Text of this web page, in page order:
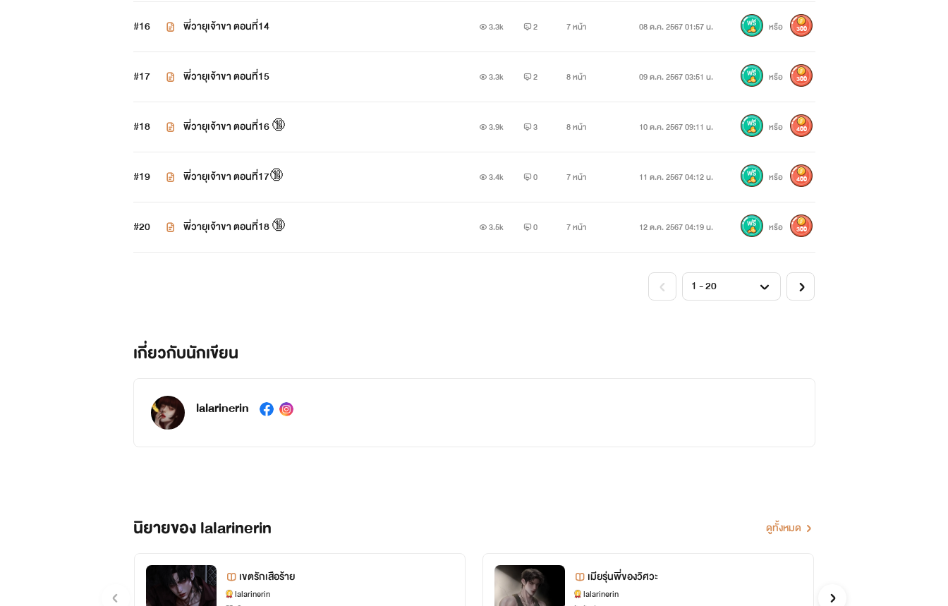
#16 พี่วายุเจ้าขา ตอนที่14 3.3k 2 7 หน้า 08 ต.ค. 2567 01:57 น. หรือ 300
#17 พี่วายุเจ้าขา ตอนที่15 3.3k 2 8 หน้า 09 ต.ค. 2567 03:51 น. หรือ 300
#18 พี่วายุเจ้าขา ตอนที่16 🔞 3.9k 3 8 หน้า 10 ต.ค. 2567 09:11 น. หรือ 400
#19 พี่วายุเจ้าขา ตอนที่17🔞 3.4k 0 7 หน้า 11 ต.ค. 2567 04:12 น. หรือ 400
#20 พี่วายุเจ้าขา ตอนที่18 🔞 3.5k 0 7 หน้า 12 ต.ค. 2567 04:19 น. หรือ 300
เกี่ยวกับนักเขียน
lalarinerin
นิยายของ lalarinerin ดูทั้งหมด
เขตรักเสือร้าย
lalarinerin
เมียรุ่นพี่ของวิศวะ
lalarinerin